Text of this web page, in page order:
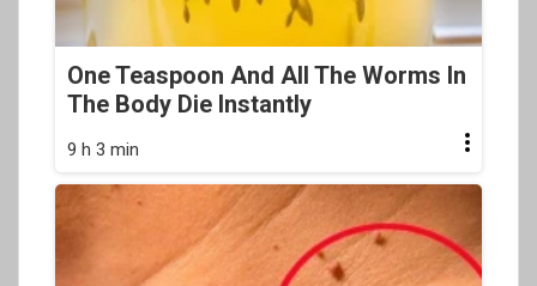
One Teaspoon And All The Worms In
The Body Die Instantly
9 h 3 min